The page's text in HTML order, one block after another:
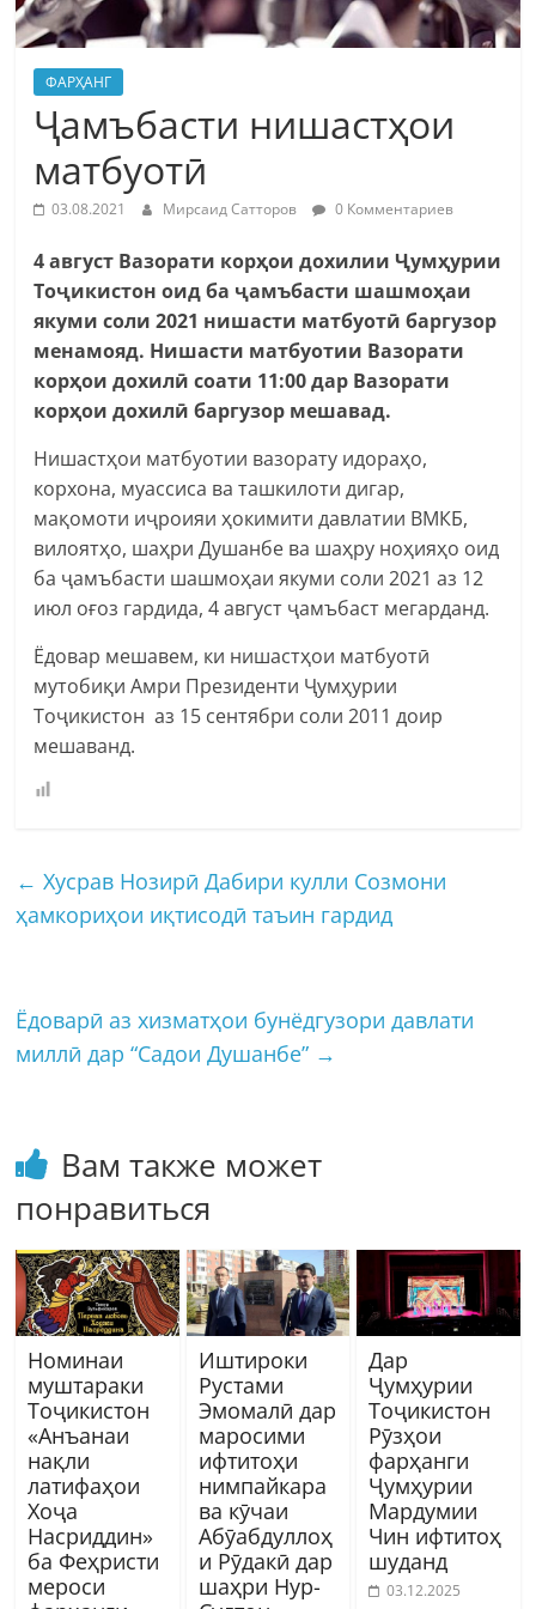
ФАРҲАНГ
Ҷамъбасти нишастҳои
матбуотӣ
03.08.2021 Мирсаид Сатторов 0 Комментариев
4 август Вазорати корҳои дохилии Ҷумҳурии
Тоҷикистон оид ба ҷамъбасти шашмоҳаи
якуми соли 2021 нишасти матбуотӣ баргузор
менамояд. Нишасти матбуотии Вазорати
корҳои дохилӣ соати 11:00 дар Вазорати
корҳои дохилӣ баргузор мешавад.
Нишастҳои матбуотии вазорату идораҳо,
корхона, муассиса ва ташкилоти дигар,
мақомоти иҷроияи ҳокимити давлатии ВМКБ,
вилоятҳо, шаҳри Душанбе ва шаҳру ноҳияҳо оид
ба ҷамъбасти шашмоҳаи якуми соли 2021 аз 12
июл оғоз гардида, 4 август ҷамъбаст мегарданд.
Ёдовар мешавем, ки нишастҳои матбуотӣ
мутобиқи Амри Президенти Ҷумҳурии
Тоҷикистон аз 15 сентябри соли 2011 доир
мешаванд.
← Хусрав Нозирӣ Дабири кулли Созмони
ҳамкориҳои иқтисодӣ таъин гардид
Ёдоварӣ аз хизматҳои бунёдгузори давлати
миллӣ дар “Садои Душанбе” →
Вам также может
понравиться
Номинаи
муштараки
Тоҷикистон
«Анъанаи
нақли
латифаҳои
Хоҷа
Насриддин»
ба Феҳристи
мероси
Иштироки
Рустами
Эмомалӣ дар
маросими
ифтитоҳи
нимпайкара
ва кӯчаи
Абӯабдуллоҳ
и Рӯдакӣ дар
шаҳри Нур-
Дар
Ҷумҳурии
Тоҷикистон
Рӯзҳои
фарҳанги
Ҷумҳурии
Мардумии
Чин ифтитоҳ
шуданд
03.12.2025